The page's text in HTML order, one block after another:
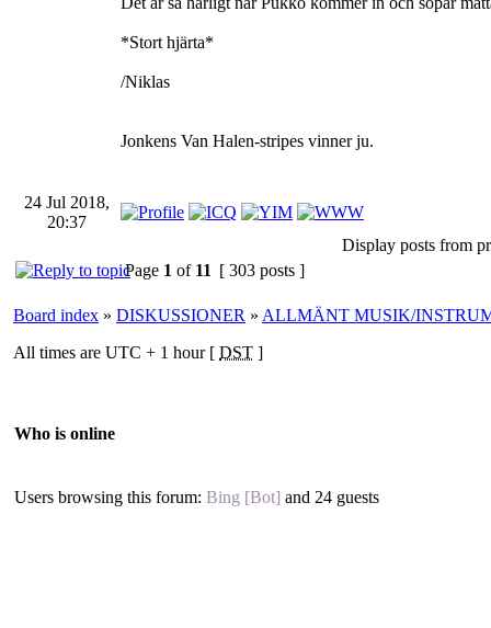
*Stort hjärta*
/Niklas
Jonkens Van Halen-stripes vinner ju.
24 Jul 2018,
20:37
Display posts from
Page 1 of 11 [ 303 posts ]
Board index » DISKUSSIONER » ALLMÄNT MUSIK/
All times are UTC + 1 hour [ DST ]
Who is online
Users browsing this forum: Bing [Bot] and 24 guests